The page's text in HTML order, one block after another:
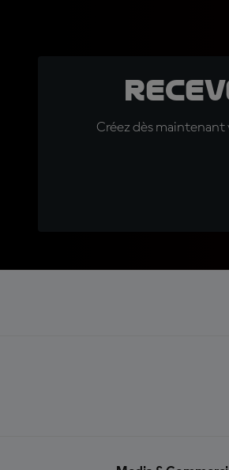
Créez dès